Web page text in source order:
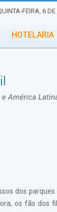
FEIRA, 6
HOTELARIA
América
dos
os fãs dos